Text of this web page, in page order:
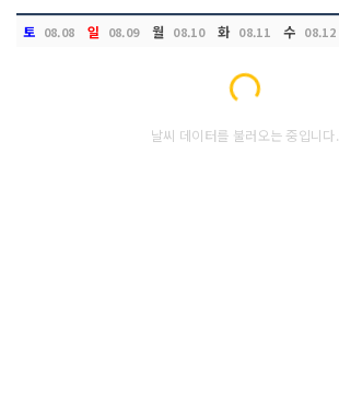
토 08.08 일 08.09 월 08.10 화 08.11 수 08.12
Loading...
날씨 데이터를 불러오는 중입니다.